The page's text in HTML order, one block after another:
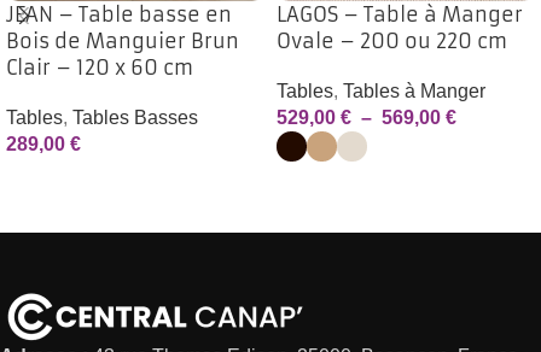
JEAN – Table basse en
Bois de Manguier Brun
Clair – 120 x 60 cm
Tables, Tables Basses
289,00 €
LAGOS – Table à Manger
Ovale – 200 ou 220 cm
Tables, Tables à Manger
529,00 € – 569,00 €